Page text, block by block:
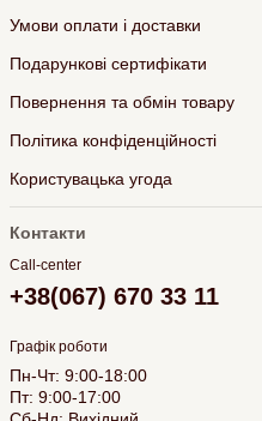
Умови оплати і доставки
Подарункові сертифікати
Повернення та обмін товару
Політика конфіденційності
Користувацька угода
Контакти
Call-center
+38(067) 670 33 11
Графік роботи
Пн-Чт: 9:00-18:00
Пт: 9:00-17:00